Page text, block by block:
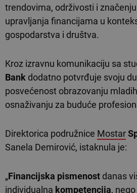
trendovima, održivosti i
upravljanja financijama u
gospodarstva i društva.
Kroz izravnu komunikaciju sa
Bank dodatno potvrđuje svoju
posvećenost obrazovanju
osnaživanju za buduće
Direktorica podružnice Mostar
Sanela Demirović, istaknula je:
„Financijska pismenost danas
individualna kompetencija,